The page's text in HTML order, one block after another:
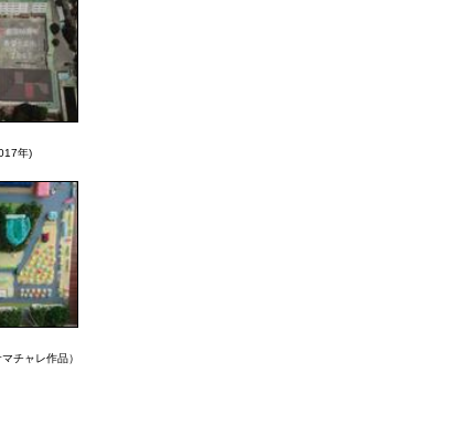
年)
チャレ作品）